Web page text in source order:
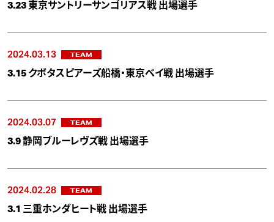
3.23 東京サントリーサンゴリアス戦 出場選手
2024.03.13 TEAM
3.15 クボタスピアーズ船橋・東京ベイ戦 出場選手
2024.03.07 TEAM
3.9 静岡ブルーレヴズ戦 出場選手
2024.02.28 TEAM
3.1 三重ホンダヒート戦 出場選手